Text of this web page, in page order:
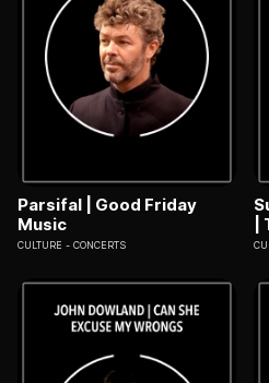
Parsifal | Good Friday
Music
CULTURE CONCERTS